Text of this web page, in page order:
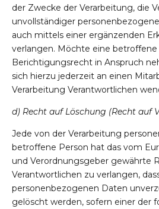
der Zwecke der Verarbeitung, die
unvollständiger
auch mittels einer ergänzenden
verlangen. Möchte eine betroffene
Berichtigungsrecht in Anspruch
sich hierzu jederzeit an einen
Verarbeitung Verantwortlichen
d) Recht auf Löschung (Recht auf
Jede von der Verarbeitung
betroffene Person hat das vom
und Verordnungsgeber gewährte
Verantwortlichen zu verlangen,
personenbezogenen Daten
gelöscht werden, sofern einer der